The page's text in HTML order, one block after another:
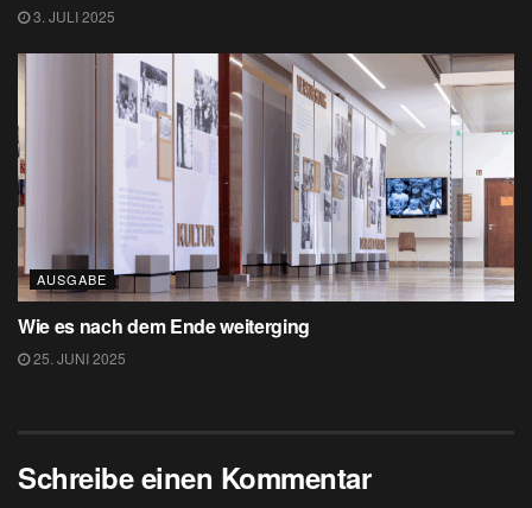
3. JULI 2025
AUSGABE
Wie es nach dem Ende weiterging
25. JUNI 2025
Schreibe einen Kommentar